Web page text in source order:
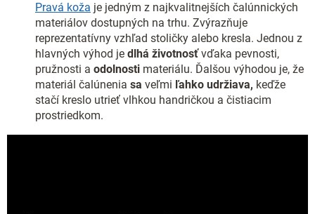
Pravá koža je jedným z najkvalitnejších čalúnnických
materiálov dostupných na trhu. Zvýrazňuje
reprezentatívny vzhľad stoličky alebo kresla. Jednou z
hlavných výhod je dlhá životnosťvďaka pevnosti,
pružnosti a odolnosti materiálu. Ďalšou výhodou je, že
materiál čalúnenia sa veľmi ľahko udržiava, keďže
stačí kreslo utrieť vlhkou handričkou a čistiacim
prostriedkom.